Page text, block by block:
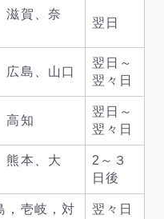
滋賀、奈
翌日
広島、山口
翌日～
翌々日
高知
翌日～
翌々日
熊本、大
2～３
日後
，壱岐，対
翌々日